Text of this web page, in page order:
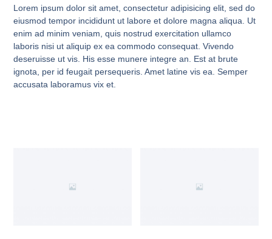
Lorem ipsum dolor sit amet, consectetur adipisicing elit, sed do
eiusmod tempor incididunt ut labore et dolore magna aliqua. Ut
enim ad minim veniam, quis nostrud exercitation ullamco
laboris nisi ut aliquip ex ea commodo consequat. Vivendo
deseruisse ut vis. His esse munere integre an. Est at brute
ignota, per id feugait persequeris. Amet latine vis ea. Semper
accusata laboramus vix et.